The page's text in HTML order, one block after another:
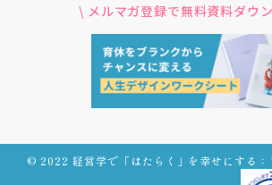
\ メルマガ登録で無料資料ダウ
© 2022 経営学で「はたらく」を幸せにする：